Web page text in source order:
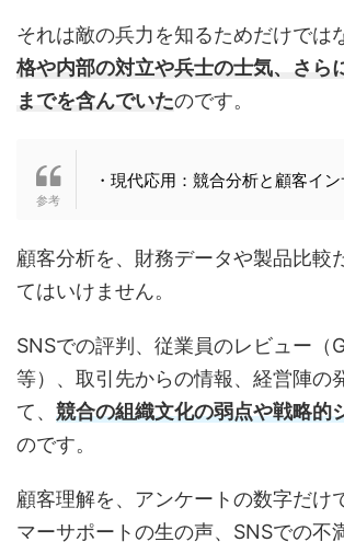
それは敵の兵力を知るためだけでは
格や内部の対立や兵士の士気、さら
までを含んでいたのです。
・現代応用：競合分析と顧客イン
顧客分析を、財務データや製品比較
てはいけません。
SNSでの評判、従業員のレビュー（
等）、取引先からの情報、経営陣の
て、 競合の組織文化の弱点や戦略的
のです。
顧客理解を、アンケートの数字だけ
マーサポートの生の声、SNSでの不